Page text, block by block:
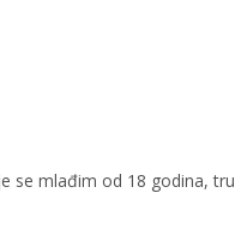
se mlađim od 18